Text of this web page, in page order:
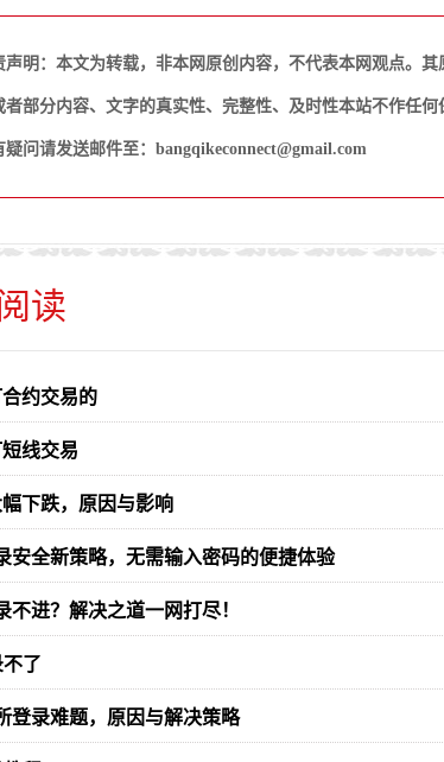
声明：本文为转载，非本网原创内容，不代表本网观点。
者部分内容、文字的真实性、完整性、及时性本站不作任
疑问请发送邮件至：bangqikeconnect@gmail.com
读
约交易的
线交易
下跌，原因与影响
安全新策略，无需输入密码的便捷体验
不进？解决之道一网打尽！
了
登录难题，原因与解决策略